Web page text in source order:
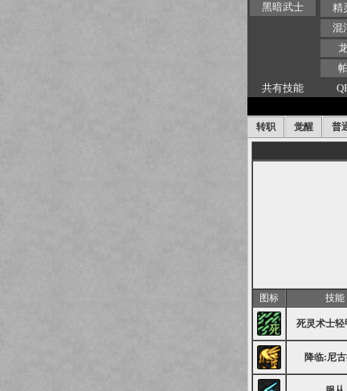
黑暗武士
精
混
共有技能
转职
觉醒 普
图标 技能
死灵术士轻
降临:尼